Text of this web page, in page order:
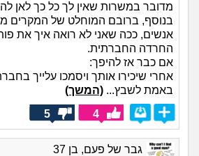
מדובר במשרות שאין לך כל כך לאן
בנוסף, ברובם המוחלט של המקרים
אנשים, ככה שאני לא רואה איך את
החרדה החברתית.
אם כבר אז להיפך:
אחרי שיכירו אותך ויסמכו עלייך
באמת לשבץ... (המשך)
4
5
גבר של פעם, בן 37